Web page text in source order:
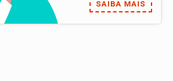
SAIBA MAIS